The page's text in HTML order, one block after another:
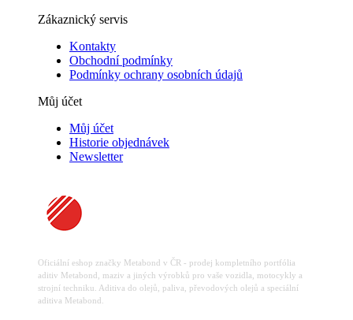
Zákaznický servis
Kontakty
Obchodní podmínky
Podmínky ochrany osobních údajů
Můj účet
Můj účet
Historie objednávek
Newsletter
Oficiální eshop značky Metabond v ČR - prodej kompletního portfólia
aditiv Metabond, maziv a jiných výrobků pro vaše vozidla, motocykly a
strojní techniku. Aditiva do olejů, paliva, převodových olejů a speciální
aditiva Metabond.